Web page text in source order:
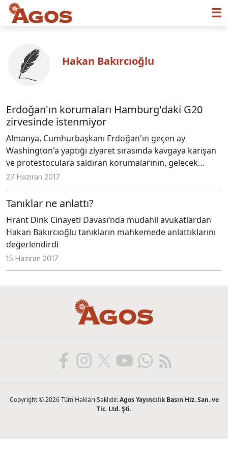
☰
Hakan Bakırcıoğlu
Erdoğan'ın korumaları Hamburg'daki G20
zirvesinde istenmiyor
Almanya, Cumhurbaşkanı Erdoğan'ın geçen ay
Washington'a yaptığı ziyaret sırasında kavgaya karışan
ve protestoculara saldıran korumalarının, gelecek
haftaki G20 zirvesinde ülkeye gelmemesini
beklediklerini açıkladı.
27 Haziran 2017
Tanıklar ne anlattı?
Hrant Dink Cinayeti Davası’nda müdahil avukatlardan
Hakan Bakırcıoğlu tanıkların mahkemede anlattıklarını
değerlendirdi
15 Haziran 2017
Copyright © 2026 Tüm Hakları Saklıdır.Agos Yayıncılık Basın Hiz. San. ve
Tic. Ltd. Şti.